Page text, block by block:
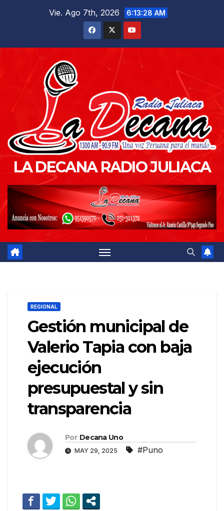
Vie. Ago 7th, 2026 6:13:29 AM
LA DECANA RADIO JULIACA
REGIONAL
Gestión municipal de
Valerio Tapia con baja
ejecución
presupuestal y sin
transparencia
Por Decana Uno
MAY 29, 2025 #Puno